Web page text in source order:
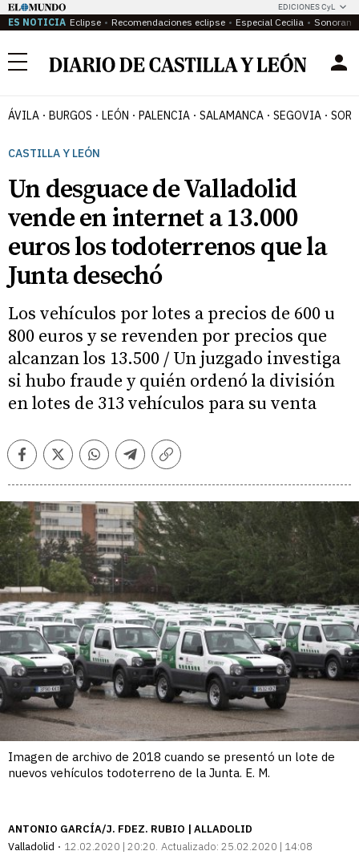
EDICIONES CyL
ES NOTICIA Eclipse Recomendaciones eclipse Especial Cecilia
Menú
ÁVILA BURGOS LEÓN PALENCIA SALAMANCA SEGOVIA
CASTILLA Y LEÓN
Un desguace de Valladolid
vende en internet a 13.000
euros los todoterrenos que la
Junta desechó
Los vehículos por lotes a precios de 600 u
800 euros y se revenden por precios que
alcanzan los 13.500 / Un juzgado investiga
si hubo fraude y quién ordenó la división
en lotes de 313 vehículos para su venta
FacebookTwitterWhatsappTelegramCopiar
Imagen de archivo de 2018 cuando se presentó un lote de
nuevos vehículos todoterreno de la Junta. E. M.
ANTONIO GARCÍA/J. FDEZ. RUBIO | ALLADOLID
Valladolid
12.02.2020 | 20:20 Actualizado: 25.02.2020 | 14:08